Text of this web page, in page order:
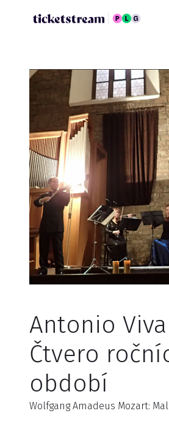
Antonio
Čtvero
období
Wolfgang Amadeus Mozart: